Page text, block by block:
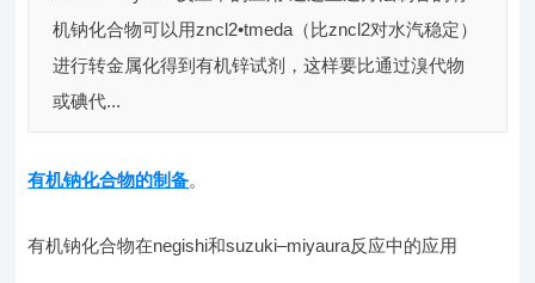
机钠化合物可以用zncl2•tmeda（比zncl2对水汽稳定）
进行转金属化得到有机锌试剂，这样要比通过溴代物
或碘代...
有机钠化合物的制备。
有机钠化合物在negishi和suzuki–miyaura反应中的应用